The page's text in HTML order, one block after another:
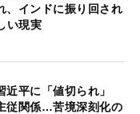
インドに振り回され
い現実
近平に「値切られ」
従関係…苦境深刻化の